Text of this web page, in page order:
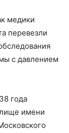
медики
перевезли
с давлением
года
имени